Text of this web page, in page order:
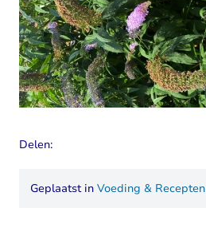
Delen:
Geplaatst in Voeding & Recepten